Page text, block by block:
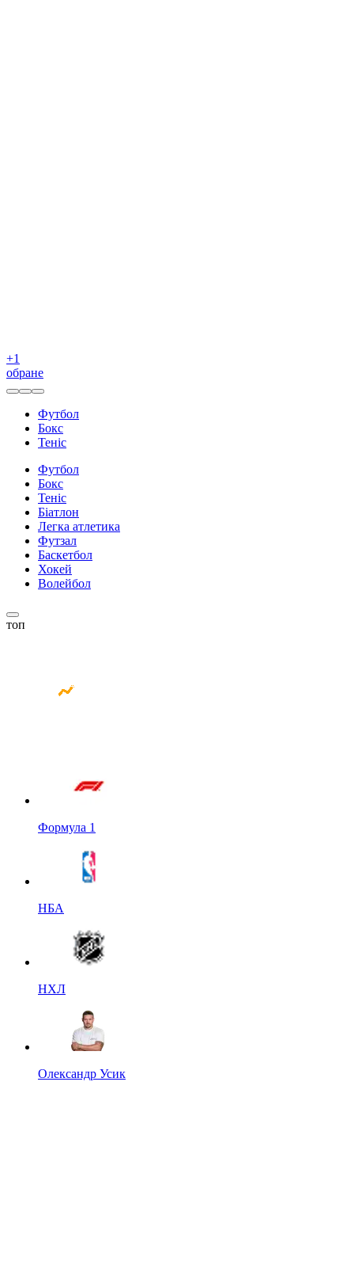
+1
обране
Футбол
Бокс
Теніс
Футбол
Бокс
Теніс
Біатлон
Легка атлетика
Футзал
Баскетбол
Хокей
Волейбол
топ
Формула 1
НБА
НХЛ
Олександр Усик